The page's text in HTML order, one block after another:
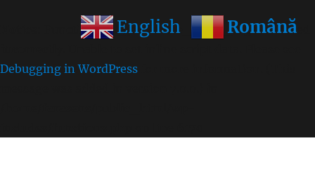
: Function wp_get_inline_script_tag was called
Debugging in WordPress
English Română